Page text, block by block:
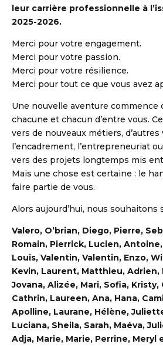
leur carrière professionnelle à
2025-2026.
Merci pour votre engagement.
Merci pour votre passion.
Merci pour votre résilience.
Merci pour tout ce que vous avez
Une nouvelle aventure commence
chacune et chacun d’entre vous.
vers de nouveaux métiers,
l’encadrement, l’entrepreneuriat
vers des projets longtemps mis
Mais une chose est certaine : le
faire partie de vous.
Alors aujourd’hui, nous souhaitons
Valero, O’brian, Diego, Pierre,
Romain, Pierrick, Lucien,
Louis, Valentin, Valentin, Enzo,
Kevin, Laurent, Matthieu, Adrien,
Jovana, Alizée, Mari, Sofia, Kristy,
Cathrin, Laureen, Ana, Hana,
Apolline, Laurane, Hélène,
Luciana, Sheila, Sarah, Maéva,
Adja, Marie, Marie, Perrine, Meryl